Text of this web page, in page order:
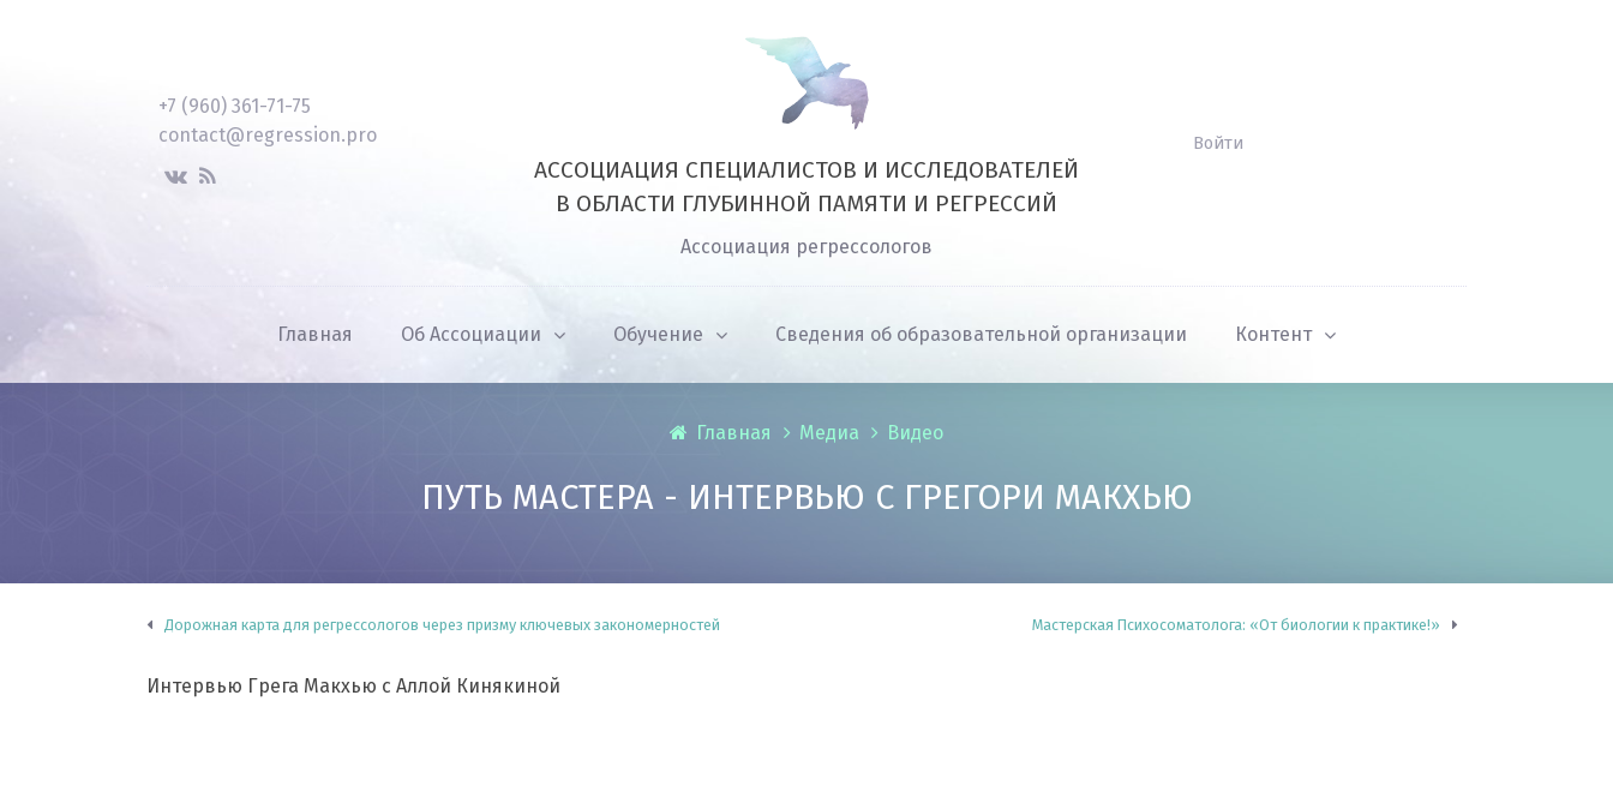
+7 (960) 361-71-75
contact@regression.pro
АССОЦИАЦИЯ СПЕЦИАЛИСТОВ И ИССЛЕДОВАТЕЛЕЙ
В ОБЛАСТИ ГЛУБИННОЙ ПАМЯТИ И РЕГРЕССИЙ
Ассоциация регрессологов
Войти
Главная Об Ассоциации Обучение Сведения об образовательной организации Контент
Главная Медиа Видео
ПУТЬ МАСТЕРА - ИНТЕРВЬЮ С ГРЕГОРИ МАКХЬЮ
Дорожная карта для регрессологов через призму ключевых закономерностей Мастерская Психосоматолога: «От биологии к практике!»
Интервью Грега Макхью с Аллой Кинякиной